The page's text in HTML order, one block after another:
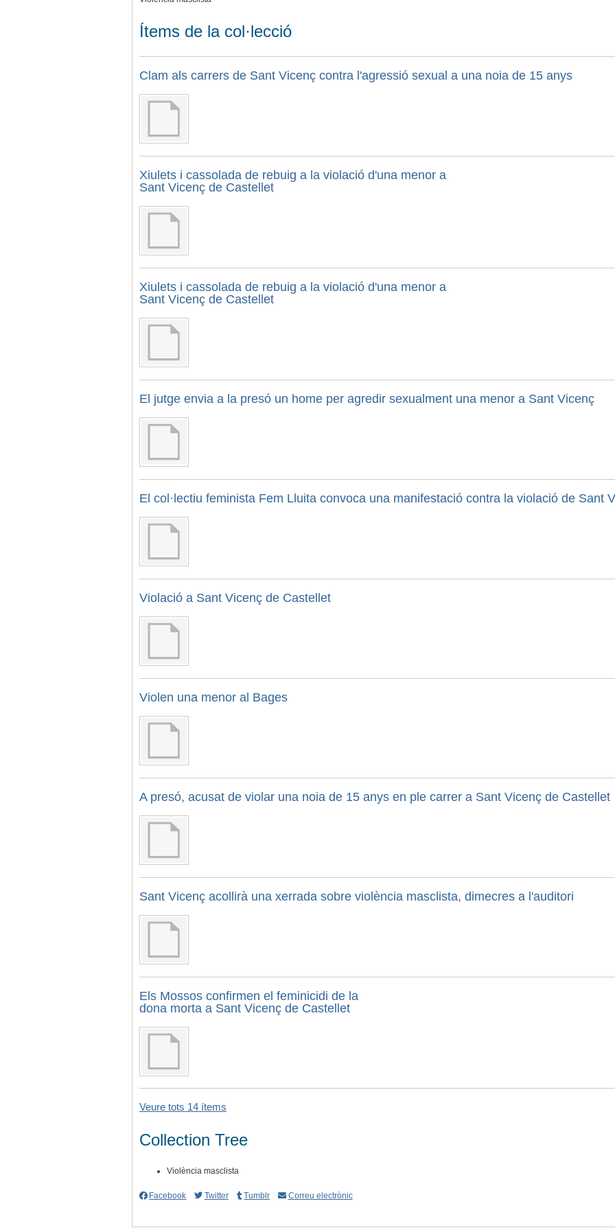
Ítems de la col·lecció
Clam als carrers de Sant Vicenç contra l'agressió sexual a una noia de 15 anys
Xiulets i cassolada de rebuig a la violació d'una menor a
Sant Vicenç de Castellet
Xiulets i cassolada de rebuig a la violació d'una menor a
Sant Vicenç de Castellet
El jutge envia a la presó un home per agredir sexualment una menor a Sant Vicenç
El col·lectiu feminista Fem Lluita convoca una manifestació contra la violació de Sant
Violació a Sant Vicenç de Castellet
Violen una menor al Bages
A presó, acusat de violar una noia de 15 anys en ple carrer a Sant Vicenç de Castellet
Sant Vicenç acollirà una xerrada sobre violència masclista, dimecres a l'auditori
Els Mossos confirmen el feminicidi de la
dona morta a Sant Vicenç de Castellet
Veure tots 14 ítems
Collection Tree
Violència masclista
Facebook Twitter Tumblr Correu electrònic